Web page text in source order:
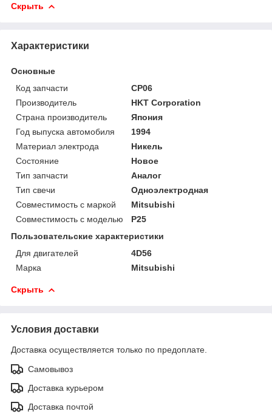
Скрыть
Характеристики
Основные
Код запчасти
CP06
Производитель
HKT Corporation
Страна производитель
Япония
Год выпуска автомобиля
1994
Материал электрода
Никель
Состояние
Новое
Тип запчасти
Аналог
Тип свечи
Одноэлектродная
Совместимость с маркой
Mitsubishi
Совместимость с моделью
P25
Пользовательские характеристики
Для двигателей
4D56
Марка
Mitsubishi
Скрыть
Условия доставки
Доставка осуществляется только по предоплате.
Самовывоз
Доставка курьером
Доставка почтой